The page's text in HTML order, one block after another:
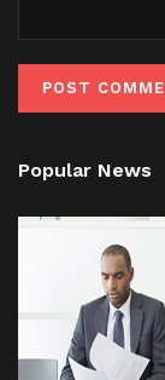
Popular News